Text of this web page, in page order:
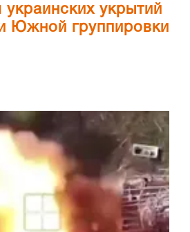
укрытий
Южной группировки